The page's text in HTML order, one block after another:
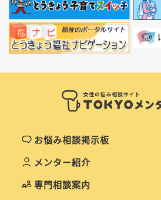
お悩み相談掲示板
メンター紹介
専門相談案内